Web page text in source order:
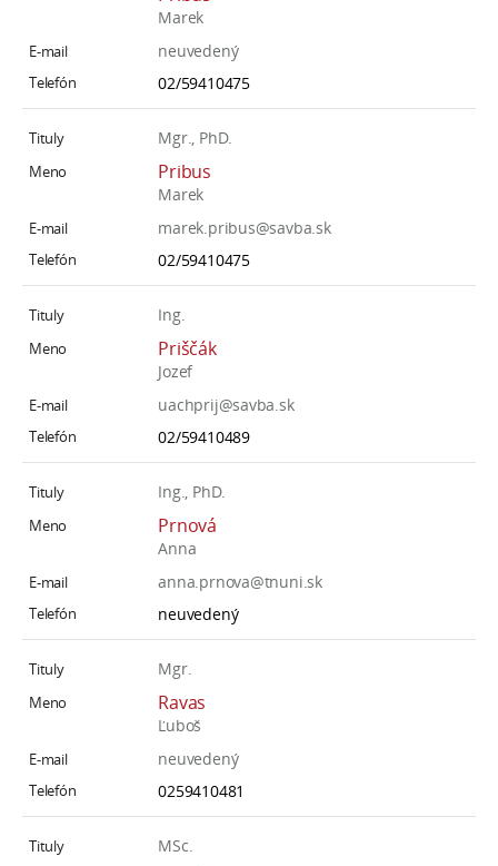
Marek
neuvedený
02/59410475
Mgr., PhD.
Pribus
Marek
marek.pribus@savba.sk
02/59410475
Ing.
Priščák
Jozef
uachprij@savba.sk
02/59410489
Ing., PhD.
Prnová
Anna
anna.prnova@tnuni.sk
neuvedený
Mgr.
Ravas
Ľuboš
neuvedený
0259410481
MSc.